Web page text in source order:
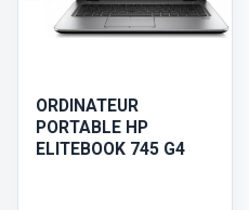
ORDINATEUR
PORTABLE HP
ELITEBOOK 745 G4